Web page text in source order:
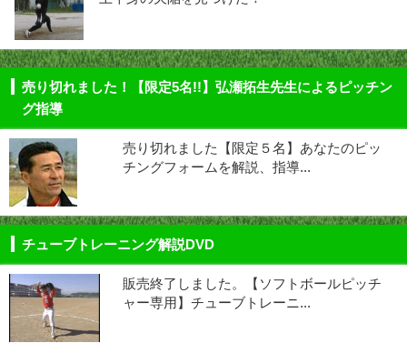
売り切れました！【限定5名!!】弘瀬拓生先生によるピッチン
グ指導
売り切れました【限定５名】あなたのピッ
チングフォームを解説、指導...
チューブトレーニング解説DVD
販売終了しました。【ソフトボールピッチ
ャー専用】チューブトレーニ...